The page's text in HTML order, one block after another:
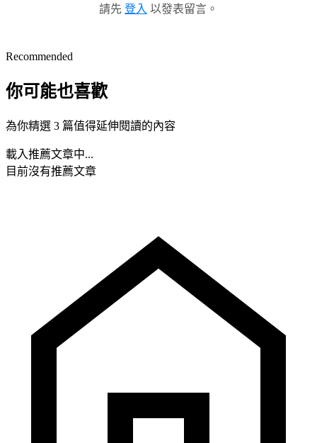
請先 登入 以發表留言。
Recommended
你可能也喜歡
為你精選 3 篇值得延伸閱讀的內容
載入推薦文章中...
目前沒有推薦文章